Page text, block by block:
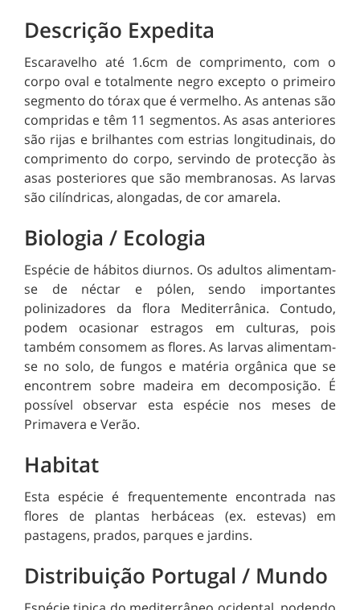
Descrição Expedita
Escaravelho até 1.6cm de comprimento, com o
corpo oval e totalmente negro excepto o primeiro
segmento do tórax que é vermelho. As antenas são
compridas e têm 11 segmentos. As asas anteriores
são rijas e brilhantes com estrias longitudinais, do
comprimento do corpo, servindo de protecção às
asas posteriores que são membranosas. As larvas
são cilíndricas, alongadas, de cor amarela.
Biologia / Ecologia
Espécie de hábitos diurnos. Os adultos alimentam-
se de néctar e pólen, sendo importantes
polinizadores da flora Mediterrânica. Contudo,
podem ocasionar estragos em culturas, pois
também consomem as flores. As larvas alimentam-
se no solo, de fungos e matéria orgânica que se
encontrem sobre madeira em decomposição. É
possível observar esta espécie nos meses de
Primavera e Verão.
Habitat
Esta espécie é frequentemente encontrada nas
flores de plantas herbáceas (ex. estevas) em
pastagens, prados, parques e jardins.
Distribuição Portugal / Mundo